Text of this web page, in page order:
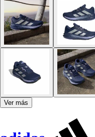
Ver más